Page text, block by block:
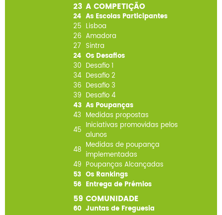
23 A COMPETIÇÃO
24 As Escolas Participantes
25 Lisboa
26 Amadora
27 Sintra
24 Os Desafios
30 Desafio 1
34 Desafio 2
36 Desafio 3
39 Desafio 4
43 As Poupanças
43 Medidas propostas
45 Iniciativas promovidas pelos
alunos
48 Medidas de poupança
implementadas
49 Poupanças Alcançadas
53 Os Rankings
56 Entrega de Prémios
59 COMUNIDADE
60 Juntas de Freguesia